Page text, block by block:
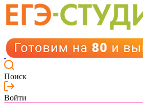
Поиск
Войти